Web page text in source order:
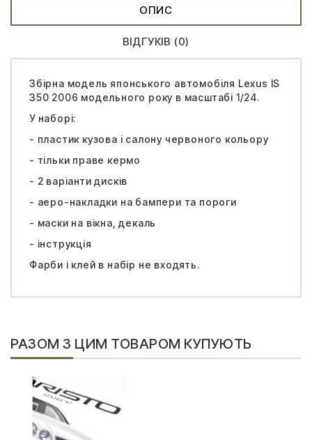
ОПИС
ВІДГУКІВ (0)
Збірна модель японського автомобіля Lexus IS
350 2006 модельного року в масштабі 1/24.
У наборі:
- пластик кузова і салону червоного кольору
- тільки праве кермо
- 2 варіанти дисків
- аеро-накладки на бампери та пороги
- маски на вікна, декаль
- інструкція
Фарби і клей в набір не входять.
РАЗОМ З ЦИМ ТОВАРОМ КУПУЮТЬ